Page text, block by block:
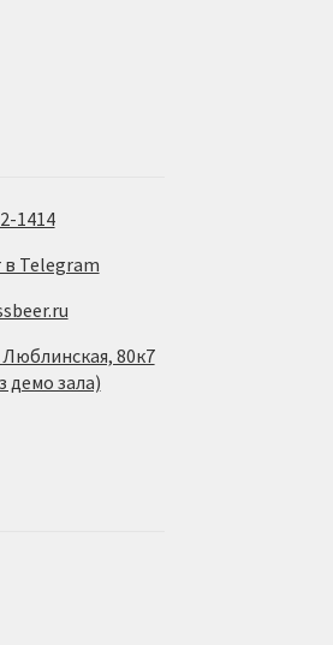
1414
в Telegram
80к7
демо зала)